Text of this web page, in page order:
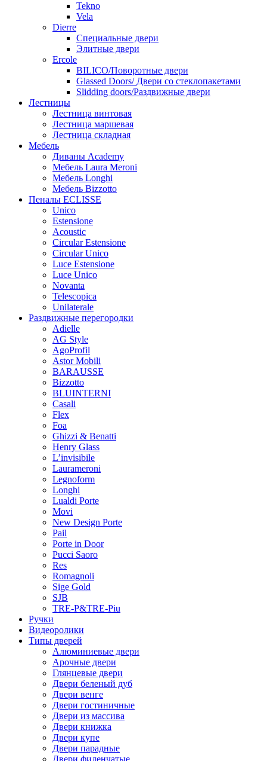
Tekno
Vela
Dierre
Специальные двери
Элитные двери
Ercole
BILICO/Поворотные двери
Glassed Doors/ Двери со стеклопакетами
Slidding doors/Раздвижные двери
Лестницы
Лестница винтовая
Лестница маршевая
Лестница складная
Мебель
Диваны Academy
Мебель Laura Meroni
Мебель Longhi
Мебель Bizzotto
Пеналы ECLISSE
Unico
Estensione
Acoustic
Circular Estensione
Circular Unico
Luce Estensione
Luce Unico
Novanta
Telescopica
Unilaterale
Раздвижные перегородки
Adielle
AG Style
AgoProfil
Astor Mobili
BARAUSSE
Bizzotto
BLUINTERNI
Casali
Flex
Foa
Ghizzi & Benatti
Henry Glass
L’invisibile
Laurameroni
Legnoform
Longhi
Lualdi Porte
Movi
New Design Porte
Pail
Porte in Door
Pucci Saoro
Res
Romagnoli
Sige Gold
SJB
TRE-P&TRE-Piu
Ручки
Видеоролики
Типы дверей
Алюминиевые двери
Арочные двери
Глянцевые двери
Двери беленый дуб
Двери венге
Двери гостиничные
Двери из массива
Двери книжка
Двери купе
Двери парадные
Двери филенчатые